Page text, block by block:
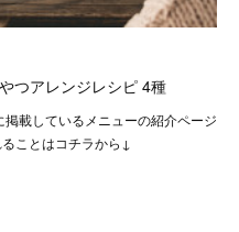
つアレンジレシピ 4種
掲載しているメニューの紹介ページ
ことはコチラから↓